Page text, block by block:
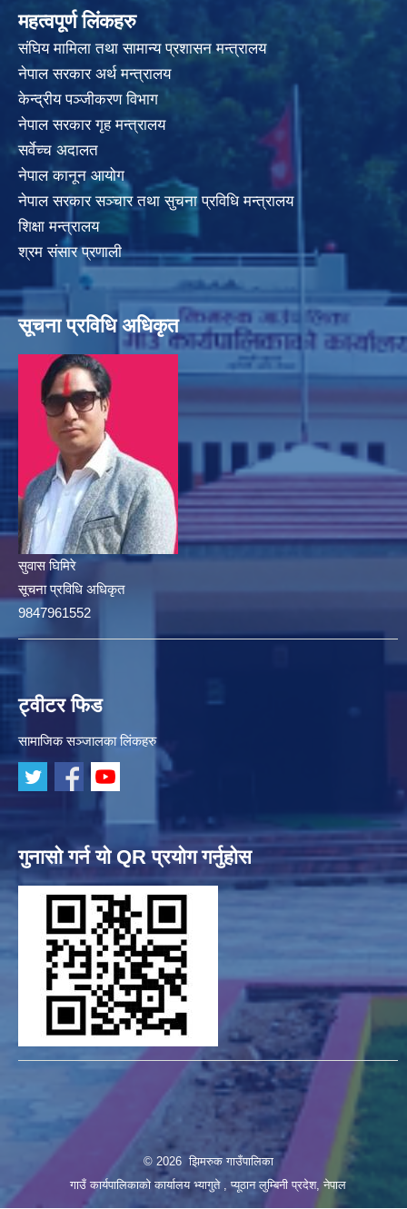
महत्वपूर्ण लिंकहरु
संघिय मामिला तथा सामान्य प्रशासन मन्त्रालय
नेपाल सरकार अर्थ मन्त्रालय
केन्द्रीय पञ्जीकरण विभाग
नेपाल सरकार गृह मन्त्रालय
सर्वेच्च अदालत
नेपाल कानून आयोग
नेपाल सरकार सञ्चार तथा सुचना प्रविधि मन्त्रालय
शिक्षा मन्त्रालय
श्रम संसार प्रणाली
सूचना प्रविधि अधिकृत
सुवास घिमिरे
सूचना प्रविधि अधिकृत
9847961552
ट्वीटर फिड
सामाजिक सञ्जालका लिंकहरु
गुनासो गर्न यो QR प्रयोग गर्नुहोस
© 2026 झिमरुक गाउँपालिका
गाउँ कार्यपालिकाको कार्यालय भ्यागुते , प्यूठान लुम्बिनी प्रदेश, नेपाल